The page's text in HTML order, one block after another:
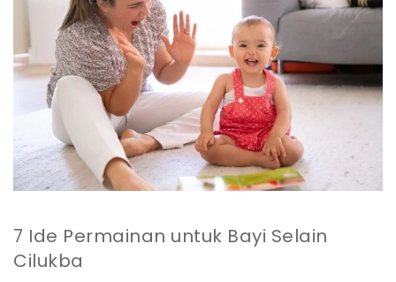
7 Ide Permainan untuk Bayi Selain
Cilukba